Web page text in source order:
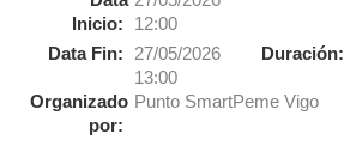
Inicio:
12:00
Data Fin:
27/05/2026
13:00
Duración:
Organizado
por:
Punto SmartPeme Vigo